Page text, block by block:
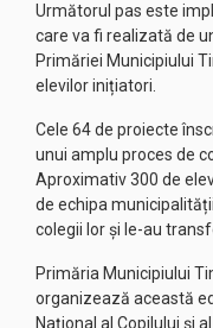
Următorul pas este
care va fi realizată de
Primăriei Municipiului
elevilor inițiatori.
Cele 64 de proiecte
unui amplu proces de
Aproximativ 300 de
de echipa
colegii lor și le-au
Primăria Municipiului
organizează această
Național al Copilului și